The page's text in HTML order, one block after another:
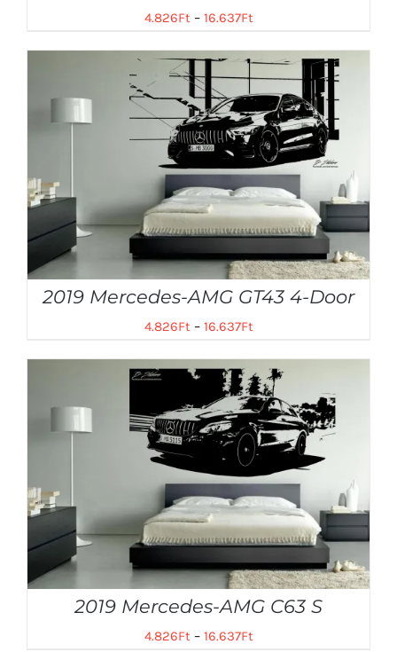
4.826Ft – 16.637Ft
2019 Mercedes-AMG GT43 4-Door
4.826Ft– 16.637Ft
2019 Mercedes-AMG C63 S
4.826Ft– 16.637Ft